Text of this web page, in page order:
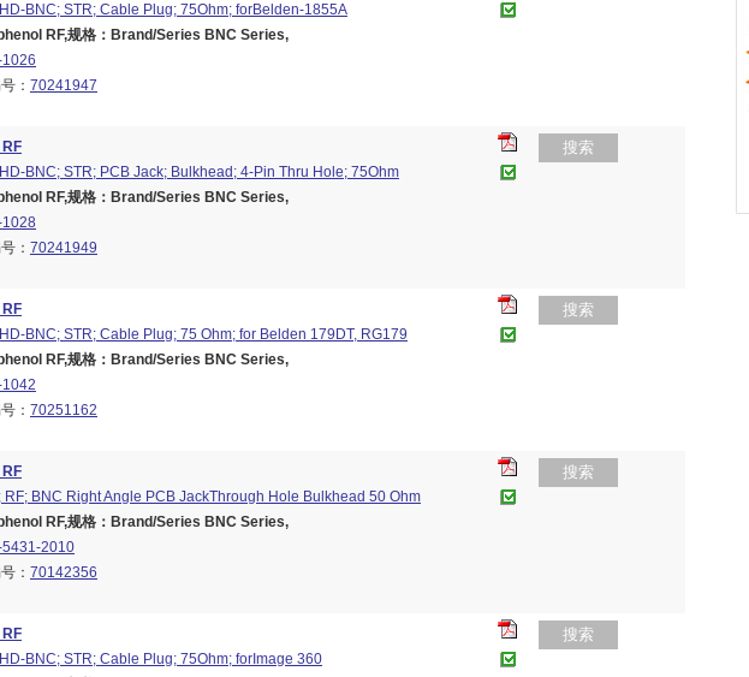
BNC; STR; Cable Plug; 75Ohm; forBelden-1855A
RF,规格：Brand/Series BNC Series,
： 70241947
BNC; STR; PCB Jack; Bulkhead; 4-Pin Thru Hole; 75Ohm
RF,规格：Brand/Series BNC Series,
： 70241949
搜索
BNC; STR; Cable Plug; 75 Ohm; for Belden 179DT, RG179
RF,规格：Brand/Series BNC Series,
： 70251162
搜索
RF; BNC Right Angle PCB JackThrough Hole Bulkhead 50 Ohm
RF,规格：Brand/Series BNC Series,
2010
： 70142356
搜索
BNC; STR; Cable Plug; 75Ohm; forImage 360
搜索